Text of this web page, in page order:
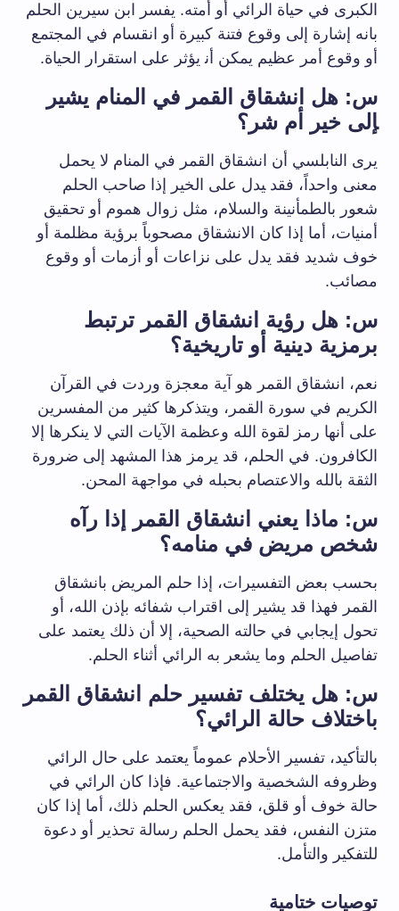
الكبرى في حياة الرائي ‌أو أمته. يفسر ابن سيرين الحلم
بانه إشارة إلى وقوع​ فتنة كبيرة أو انقسام في المجتمع
أو وقوع أمر عظيم يمكن أن‍ يؤثر على⁤ استقرار الحياة.
س: ⁢هل انشقاق القمر في المنام يشير
‍إلى خير أم شر؟
يرى النابلسي أن انشقاق القمر في المنام لا يحمل
معنى واحداً، فقد ‍يدل على الخير إذا صاحب الحلم
شعور بالطمأنينة والسلام،​ مثل زوال هموم أو تحقيق
أمنيات، أما إذا كان الانشقاق مصحوباً برؤية مظلمة أو
خوف شديد فقد ⁢يدل على​ نزاعات أو أزمات⁢ أو وقوع
مصائب.
س: هل ⁢رؤية انشقاق القمر ترتبط
برمزية دينية⁤ أو تاريخية؟
نعم، انشقاق⁢ القمر هو آية‍ معجزة وردت في القرآن
الكريم ‌في سورة القمر، ويتذكرها كثير من المفسرين
على​ أنها رمز لقوة ​الله وعظمة الآيات التي‌ لا⁢ ينكرها إلا
الكافرون. في الحلم، قد يرمز ⁣هذا المشهد‌ إلى ضرورة
الثقة ‌بالله والاعتصام بحبله في مواجهة المحن.
س: ماذا يعني انشقاق القمر إذا رآه
شخص مريض في ⁢منامه؟
بحسب بعض التفسيرات،​ إذا حلم المريض بانشقاق
القمر فهذا قد يشير إلى اقتراب شفائه بإذن الله، أو
تحول إيجابي في ‌حالته الصحية، إلا ​أن ذلك يعتمد على
تفاصيل الحلم وما يشعر ​به ⁢الرائي أثناء الحلم.
س: هل يختلف تفسير حلم انشقاق القمر
باختلاف حالة الرائي؟
بالتأكيد، تفسير الأحلام ​عموماً يعتمد على حال الرائي
وظروفه الشخصية والاجتماعية. فإذا كان الرائي‌ في
حالة خوف أو ⁣قلق، فقد يعكس الحلم⁤ ذلك، أما إذا كان
متزن النفس، فقد يحمل الحلم رسالة تحذير أو دعوة
للتفكير والتأمل.
توصيات⁢ ختامية